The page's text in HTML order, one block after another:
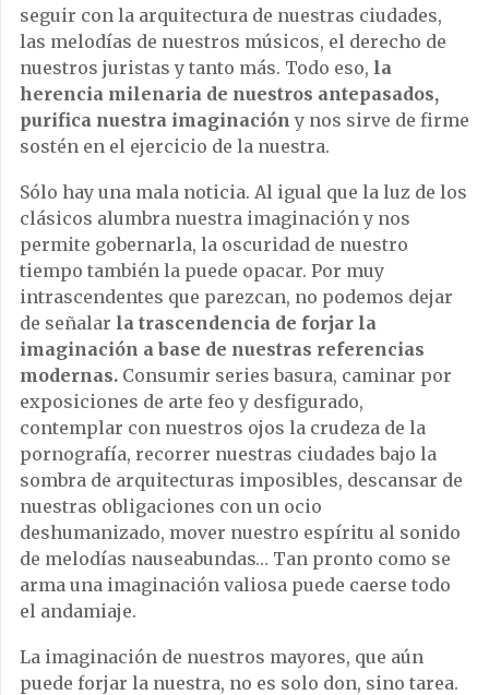
seguir con la arquitectura de nuestras ciudades,
las melodías de nuestros músicos, el derecho de
nuestros juristas y tanto más. Todo eso, la
herencia milenaria de nuestros antepasados,
purifica nuestra imaginación y nos sirve de firme
sostén en el ejercicio de la nuestra.
Sólo hay una mala noticia. Al igual que la luz de los
clásicos alumbra nuestra imaginación y nos
permite gobernarla, la oscuridad de nuestro
tiempo también la puede opacar. Por muy
intrascendentes que parezcan, no podemos dejar
de señalar la trascendencia de forjar la
imaginación a base de nuestras referencias
modernas. Consumir series basura, caminar por
exposiciones de arte feo y desfigurado,
contemplar con nuestros ojos la crudeza de la
pornografía, recorrer nuestras ciudades bajo la
sombra de arquitecturas imposibles, descansar de
nuestras obligaciones con un ocio
deshumanizado, mover nuestro espíritu al sonido
de melodías nauseabundas… Tan pronto como se
arma una imaginación valiosa puede caerse todo
el andamiaje.
La imaginación de nuestros mayores, que aún
puede forjar la nuestra, no es solo don, sino tarea.